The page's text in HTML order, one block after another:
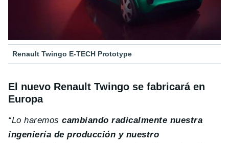
Renault Twingo E-TECH Prototype
El nuevo Renault Twingo se fabricará en
Europa
“Lo haremoscambiando radicalmente nuestra
ingeniería de producción y nuestro